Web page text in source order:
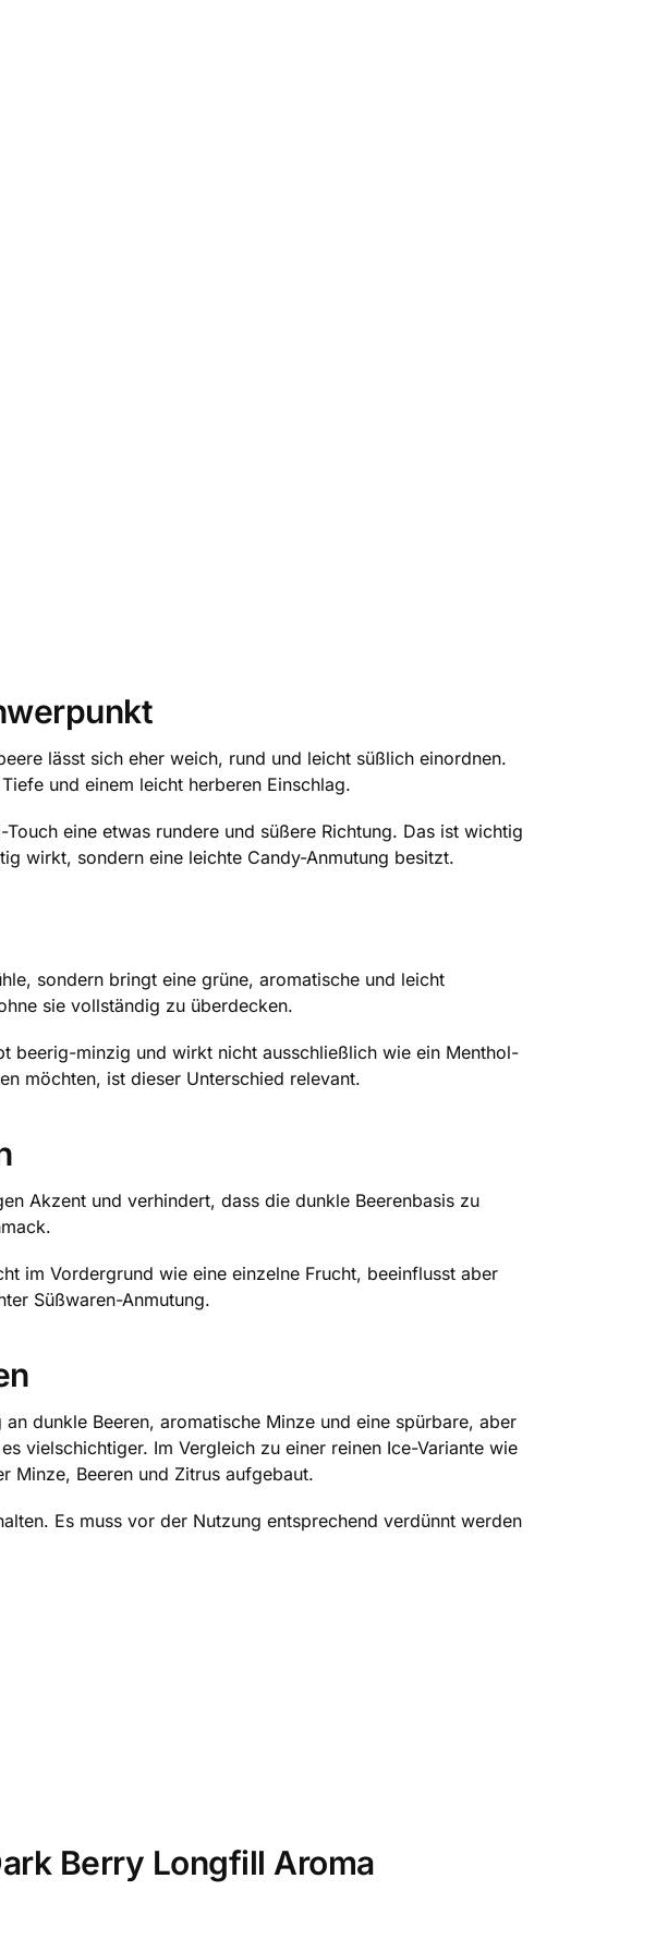
lässt sich eher weich, rund und leicht süßlich einordnen.
und einem leicht herberen Einschlag.
eine etwas rundere und süßere Richtung. Das ist wichtig
wirkt, sondern eine leichte Candy-Anmutung besitzt.
sondern bringt eine grüne, aromatische und leicht
sie vollständig zu überdecken.
beerig-minzig und wirkt nicht ausschließlich wie ein Menthol-
möchten, ist dieser Unterschied relevant.
Akzent und verhindert, dass die dunkle Beerenbasis zu
im Vordergrund wie eine einzelne Frucht, beeinflusst aber
Süßwaren-Anmutung.
dunkle Beeren, aromatische Minze und eine spürbare, aber
vielschichtiger. Im Vergleich zu einer reinen Ice-Variante wie
Minze, Beeren und Zitrus aufgebaut.
Es muss vor der Nutzung entsprechend verdünnt werden
Berry Longfill Aroma